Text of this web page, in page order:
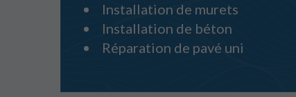
Installation de murets
Installation de béton
Réparation de pavé uni